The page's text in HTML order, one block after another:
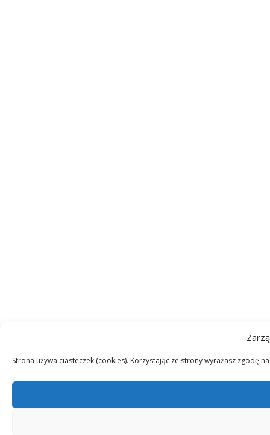
Strona używa ciasteczek (cookies). Korzystając ze strony wyrażasz zgodę